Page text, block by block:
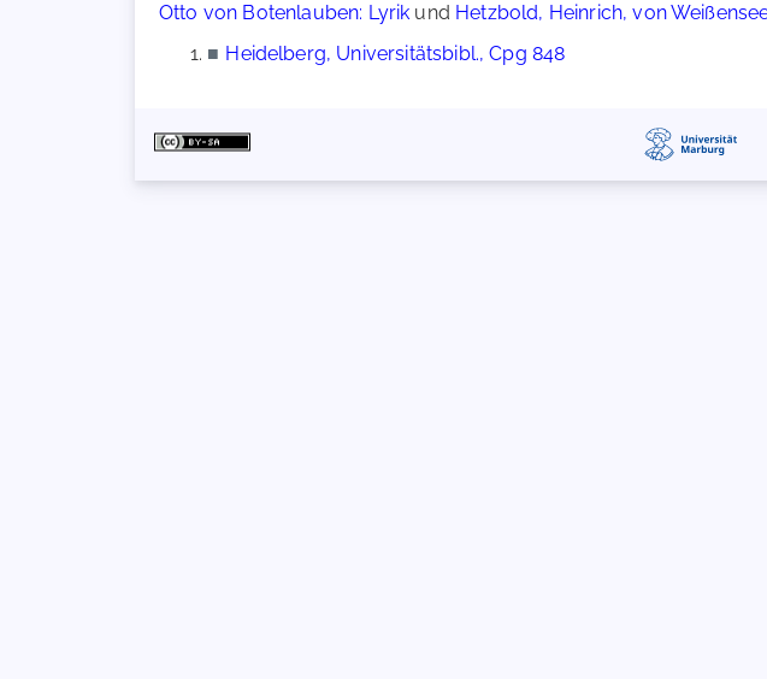
Otto von Botenlauben: Lyrik und Hetzbold, Heinrich, von
■ Heidelberg, Universitätsbibl., Cpg 848